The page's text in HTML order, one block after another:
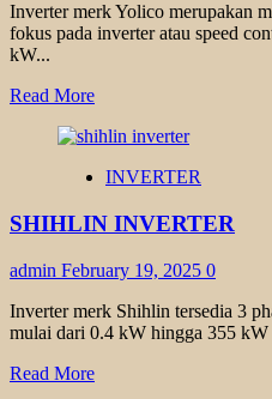
Inverter merk Yolico merupakan
fokus pada inverter atau speed
kW...
Read MoreRead
about
CONTROL
YOLICO
INVERTER
SHIHLIN INVERTER
admin February 19, 2025 0
Inverter merk Shihlin tersedia 3
mulai dari 0.4 kW hingga 355 kW
Read MoreRead